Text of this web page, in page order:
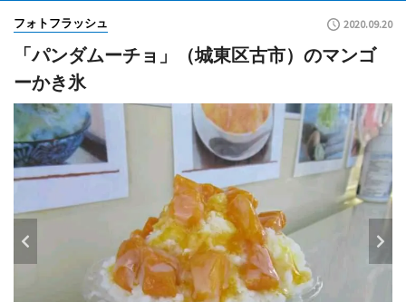
フォトフラッシュ 2020.09.20
「パンダムーチョ」（城東区古市）のマンゴ
ーかき氷